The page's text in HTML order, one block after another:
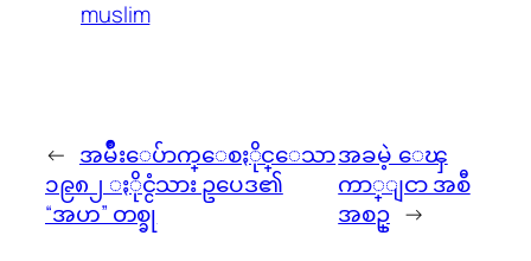
muslim
← အမ်ိဳးေပ်ာက္ေစႏိုင္ေသာ
၁၉၈၂ ႏိုင္ငံသား ဥပေဒ၏
“အဟ” တစ္ခု
အခမဲ့ ေၾ
ကာ္ျငာ အစီ
အစဥ္ →